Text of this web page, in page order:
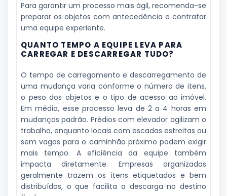
Para garantir um processo mais ágil, recomenda-se
preparar os objetos com antecedência e contratar
uma equipe experiente.
QUANTO TEMPO A EQUIPE LEVA PARA
CARREGAR E DESCARREGAR TUDO?
O tempo de carregamento e descarregamento de
uma mudança varia conforme o número de itens,
o peso dos objetos e o tipo de acesso ao imóvel.
Em média, esse processo leva de 2 a 4 horas em
mudanças padrão. Prédios com elevador agilizam o
trabalho, enquanto locais com escadas estreitas ou
sem vagas para o caminhão próximo podem exigir
mais tempo. A eficiência da equipe também
impacta diretamente. Empresas organizadas
geralmente trazem os itens etiquetados e bem
distribuídos, o que facilita a descarga no destino